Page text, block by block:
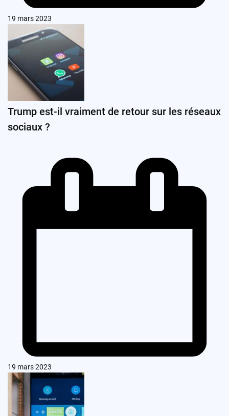
19 mars 2023
Trump est-il vraiment de retour sur les réseaux
sociaux ?
19 mars 2023